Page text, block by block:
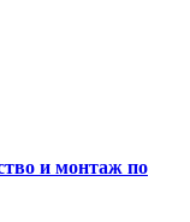
и монтаж по